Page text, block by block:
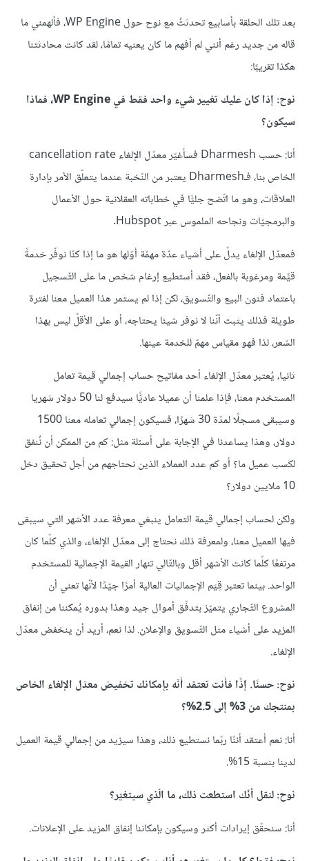
بعد تلك الحلقة بأسابيع تحدثتُ مع نوح حول WP Engine، فألهمني ما
قاله من جديد رغم أنني لم أفهم ما كان يعنيه تمامًا، لقد كانت محادثتنا
هكذا تقريبًا:
نوح: إذا كان عليك تغيير شيء واحد فقط في WP Engine، فماذا
سيكون؟
أنا: حسب Dharmesh فسأغيّر معدّل الإلغاء cancellation rate
الخاص بنا، فـDharmesh يعتبر من النّخبة عندما يتعلّق الأمر بإدارة
العلاقات، وهو ما اتّضح جليًّا في خطاباته العقلانية حول الأعمال
والبرمجيّات ونجاحه الملموس عبر Hubspot.
فمعدّل الإلغاء يدلّ على أشياء عدّة مهمّة أوّلها هو ما إذا كنّا نوفّر خدمةً
قيِّمة ومرغوبة بالفعل، فقد أستطيع إرغام شخص ما على التّسجيل
باعتماد فنون البيع والتّسويق، لكن إذا لم يستمر هذا العميل معنا لفترة
طويلة فذلك يثبت أنّنا لا نوفر شيئا يحتاجه، أو على الأقلّ ليس بهذا
السّعر، لذا فهو مقياس مهمّ للخدمة عينها.
ثانيا، يُعتبر معدّل الإلغاء أحد مفاتيح حساب إجمالي قيمة تعامل
المستخدم معنا، فإذا علمنا أن عميلا عاديًّا سيدفع لنا 50 دولار شهريا
وسيبقى مسجلًا لمدّة 30 شهرًا، فسيكون إجمالي تعامله معنا 1500
دولار، وهذا يساعدنا في الإجابة على أسئلة مثل: كم من الممكن أن نُنفق
لكسب عميل ما؟ أو كم عدد العملاء الذين نحتاجهم من أجل تحقيق دخل
10 ملايين دولار؟
ولكن لحساب إجمالي قيمة التعامل ينبغي معرفة عدد الأشهر التي سيبقى
فيها العميل معنا، ولمعرفة ذلك نحتاج إلى معدّل الإلغاء، والذي كلّما كان
مرتفعًا كلّما كانت الأشهر أقل وبالتّالي تنهار القيمة الإجمالية للمستخدم
الواحد. بينما تعتبر قِيَم الإجماليات العالية أمرًا جيّدًا لأنّها تعني أن
المشروع التّجاري يتميّز بتدفّق أموال جيد وهذا بدوره يُمكننا من إنفاق
المزيد على أشياء مثل التّسويق والإعلان. لذا نعم، أريد أن ينخفض معدّل
الإلغاء.
نوح: حسنًا. إذًا فأنت تعتقد أنّه بإمكانك تخفيض معدّل الإلغاء الخاص
بمنتجك من 3% إلى 2.5%؟
أنا: نعم أعتقد أننّا ربّما نستطيع ذلك، وهذا سيزيد من إجمالي قيمة العميل
لدينا بنسبة 15%.
نوح: لنقل أنّك استطعت ذلك، ما الّذي سيتغيّر؟
أنا: سنحقّق إيرادات أكثر وسيكون بإمكاننا إنفاق المزيد على الإعلانات.